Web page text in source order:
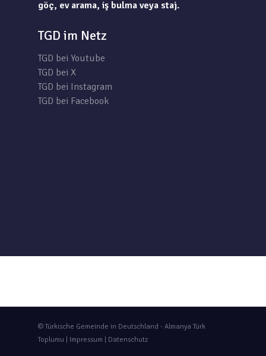
göç, ev arama, iş bulma veya staj.
TGD im Netz
TGD bei Youtube
TGD bei X
TGD bei Instagram
TGD bei Facebook
© Türkische Gemeinde in Deutschland - Almanya Türk
Toplumu | Impressum Datenschutz